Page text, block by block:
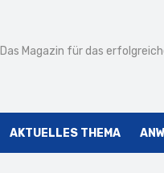
Das Magazin für das
AKTUELLES THEMA